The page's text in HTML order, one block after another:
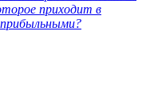
приходит в